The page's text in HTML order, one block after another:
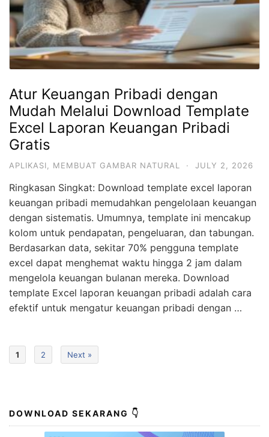
Atur Keuangan Pribadi dengan
Mudah Melalui Download Template
Excel Laporan Keuangan Pribadi
Gratis
APLIKASI MEMBUAT GAMBAR NATURAL · JULY 2, 2026
Ringkasan Singkat: Download template excel laporan
keuangan pribadi memudahkan pengelolaan keuangan
dengan sistematis. Umumnya, template ini mencakup
kolom untuk pendapatan, pengeluaran, dan tabungan.
Berdasarkan data, sekitar 70% pengguna template
excel dapat menghemat waktu hingga 2 jam dalam
mengelola keuangan bulanan mereka. Download
template Excel laporan keuangan pribadi adalah cara
efektif untuk mengatur keuangan pribadi dengan …
1 2 Next »
DOWNLOAD SEKARANG 👇